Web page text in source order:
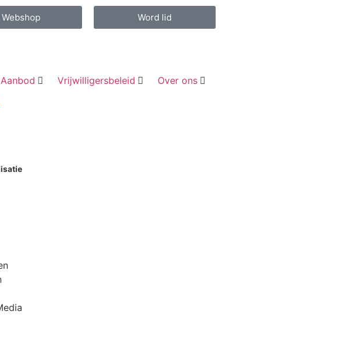
Webshop Word lid
Aanbod Vrijwilligersbeleid
Over ons